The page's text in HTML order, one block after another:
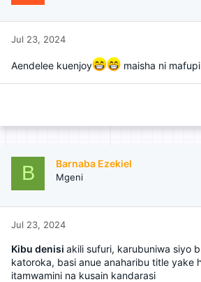
Jul 23, 2024
Aendelee kuenjoy maisha ni
B Barnaba Ezekiel
Mgeni
Jul 23, 2024
Kibu denisi akili sufuri, karubuniwa siyo
katoroka, basi anue anaharibu title yake
itamwamini na kusain kandarasi